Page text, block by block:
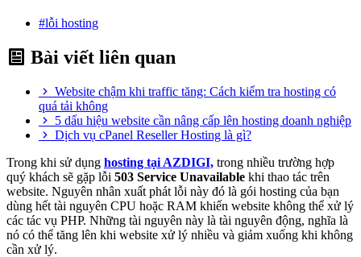
#lỗi hosting
Bài viết liên quan
Website chậm khi traffic tăng: Cách kiểm tra hosting có
quá tải không
5 dấu hiệu website cần nâng cấp lên hosting doanh nghiệp
Dịch vụ cPanel Reseller Hosting là gì?
Trong khi sử dụng hosting tại AZDIGI, trong nhiều trường hợp
quý khách sẽ gặp lỗi 503 Service Unavailable khi thao tác trên
website. Nguyên nhân xuất phát lỗi này đó là gói hosting của bạn
dùng hết tài nguyên CPU hoặc RAM khiến website không thể xử lý
các tác vụ PHP. Những tài nguyên này là tài nguyên động, nghĩa là
nó có thể tăng lên khi website xử lý nhiều và giảm xuống khi không
cần xử lý.